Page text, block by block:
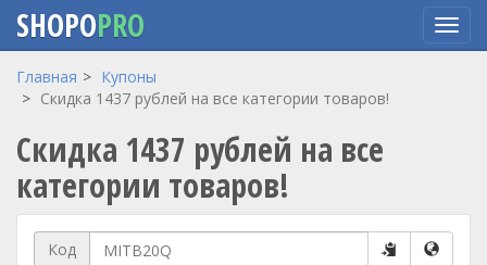
Перейти
содержанию
SHOPOPRO
Главная
Купоны
Скидка 1437 рублей на все категории товаров!
Скидка 1437 рублей на все
категории товаров!
Код